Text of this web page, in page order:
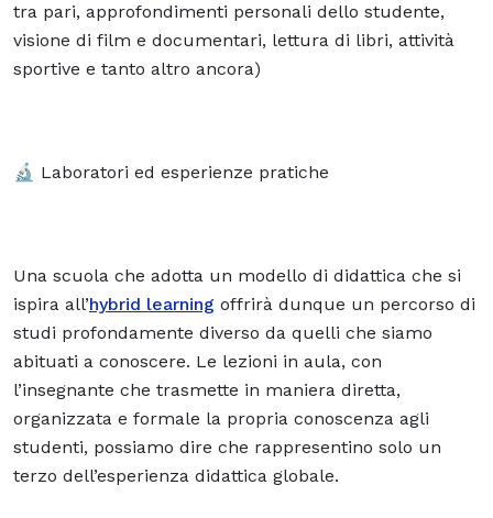
tra pari, approfondimenti personali dello studente,
visione di film e documentari, lettura di libri, attività
sportive e tanto altro ancora)
🔬 Laboratori ed esperienze pratiche
Una scuola che adotta un modello di didattica che si
ispira all’hybrid learning offrirà dunque un percorso di
studi profondamente diverso da quelli che siamo
abituati a conoscere. Le lezioni in aula, con
l’insegnante che trasmette in maniera diretta,
organizzata e formale la propria conoscenza agli
studenti, possiamo dire che rappresentino solo un
terzo dell’esperienza didattica globale.